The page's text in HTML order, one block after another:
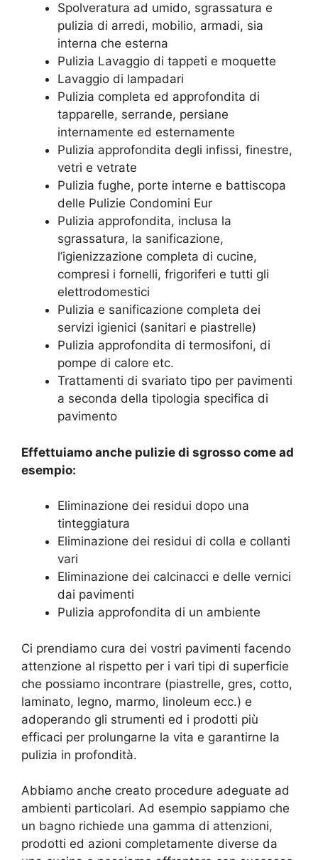
Spolveratura ad umido, sgrassatura e
pulizia di arredi, mobilio, armadi, sia
interna che esterna
Pulizia Lavaggio di tappeti e moquette
Lavaggio di lampadari
Pulizia completa ed approfondita di
tapparelle, serrande, persiane
internamente ed esternamente
Pulizia approfondita degli infissi, finestre,
vetri e vetrate
Pulizia fughe, porte interne e battiscopa
delle Pulizie Condomini Eur
Pulizia approfondita, inclusa la
sgrassatura, la sanificazione,
l’igienizzazione completa di cucine,
compresi i fornelli, frigoriferi e tutti gli
elettrodomestici
Pulizia e sanificazione completa dei
servizi igienici (sanitari e piastrelle)
Pulizia approfondita di termosifoni, di
pompe di calore etc.
Trattamenti di svariato tipo per pavimenti
a seconda della tipologia specifica di
pavimento
Effettuiamo anche pulizie di sgrosso come ad
esempio:
Eliminazione dei residui dopo una
tinteggiatura
Eliminazione dei residui di colla e collanti
vari
Eliminazione dei calcinacci e delle vernici
dai pavimenti
Pulizia approfondita di un ambiente
Ci prendiamo cura dei vostri pavimenti facendo
attenzione al rispetto per i vari tipi di superficie
che possiamo incontrare (piastrelle, gres, cotto,
laminato, legno, marmo, linoleum ecc.) e
adoperando gli strumenti ed i prodotti più
efficaci per prolungarne la vita e garantirne la
pulizia in profondità.
Abbiamo anche creato procedure adeguate ad
ambienti particolari. Ad esempio sappiamo che
un bagno richiede una gamma di attenzioni,
prodotti ed azioni completamente diverse da